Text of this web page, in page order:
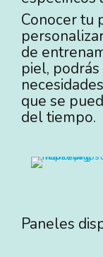
Conocer tu
de
piel,
que se
del tiempo.
Paneles